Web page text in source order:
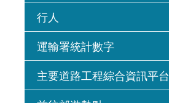
行人
運輸署統計數字
主要道路工程綜合資訊平台